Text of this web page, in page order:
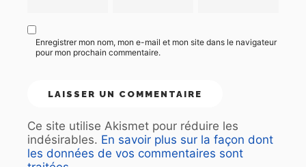
Enregistrer mon nom, mon e-mail et mon site dans le navigateur
pour mon prochain commentaire.
Ce site utilise Akismet pour réduire les
indésirables. En savoir plus sur la façon dont
les données de vos commentaires sont